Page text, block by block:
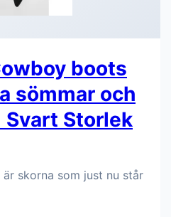
boots
sömmar och
Storlek
skorna som just nu står